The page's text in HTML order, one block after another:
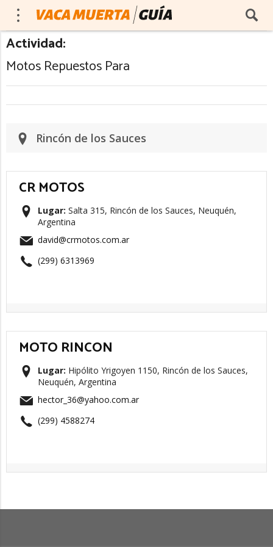
Actividad:
Motos Repuestos Para
Rincón de los Sauces
CR MOTOS
Lugar: Salta 315, Rincón de los Sauces, Neuquén,
Argentina
david@crmotos.com.ar
(299) 6313969
MOTO RINCON
Lugar: Hipólito Yrigoyen 1150, Rincón de los Sauces,
Neuquén, Argentina
hector_36@yahoo.com.ar
(299) 4588274